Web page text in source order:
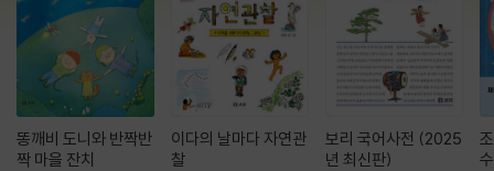
똥깨비 도니와 반짝반
짝 마을 잔치
이다의 날마다 자연관
찰
보리 국어사전 (2025
년 최신판)